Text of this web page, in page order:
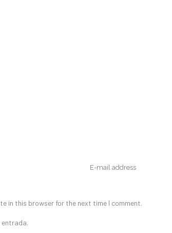
in this browser for the next time I comment.
entrada.